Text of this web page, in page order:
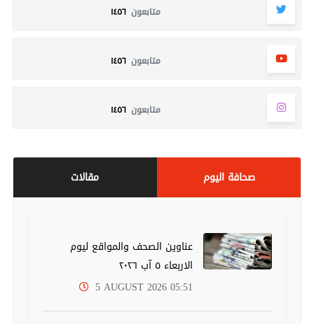
متابعون ١٤٥٦
متابعون ١٤٥٦
متابعون ١٤٥٦
مقالات صحافة اليوم
عناوين الصحف والمواقع ليوم
الاربعاء ٥ آب ٢٠٢٦
5 AUGUST 2026 05:51